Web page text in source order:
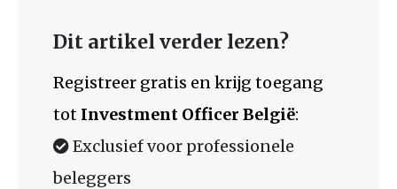
Dit artikel verder lezen?
Registreer gratis en krijg toegang
tot Investment Officer België:
Exclusief voor professionele
beleggers